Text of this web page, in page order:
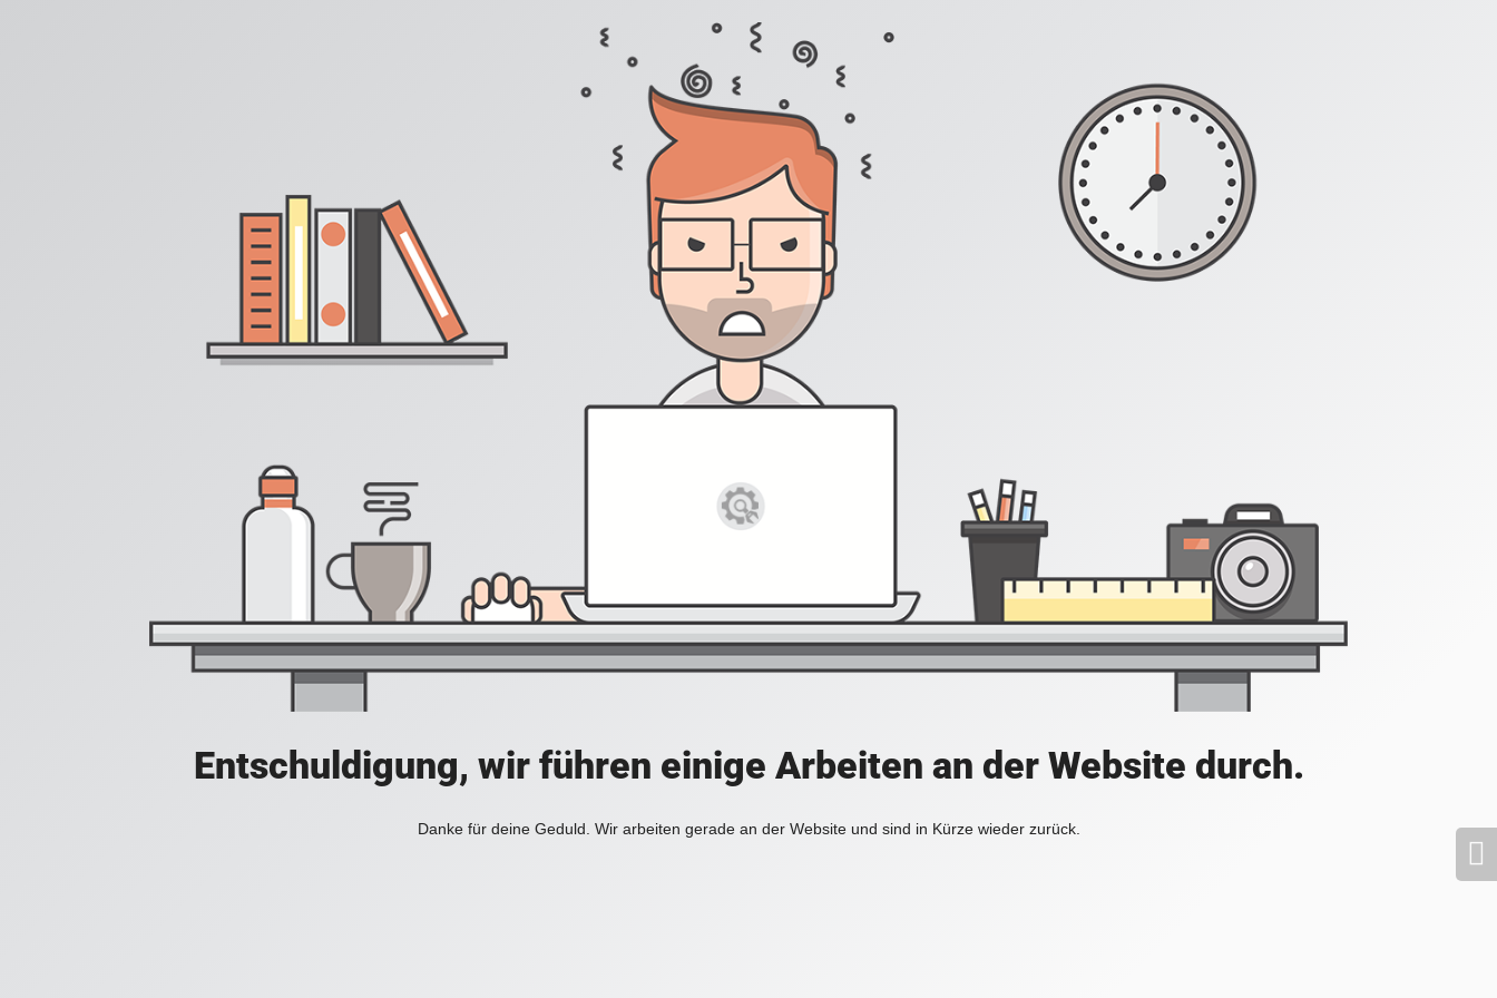
Entschuldigung, wir führen einige Arbeiten an der Website durch.
Danke für deine Geduld. Wir arbeiten gerade an der Website und sind in Kürze wieder zurück.